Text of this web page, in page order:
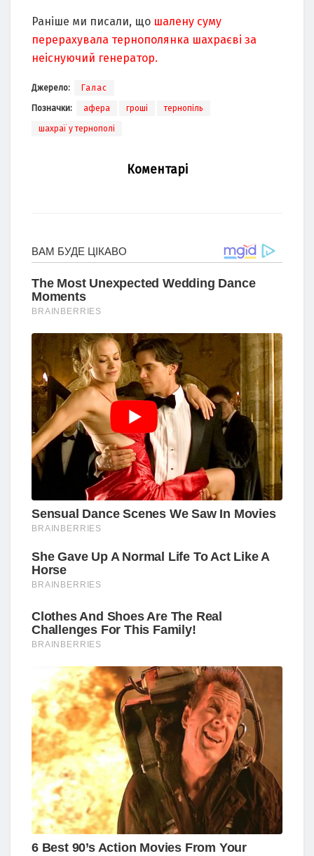
Раніше ми писали, що шалену суму
перерахувала тернополянка шахраєві за
неіснуючий генератор.
Джерело: Галас
Позначки: афера гроші тернопіль
шахраї у тернополі
Коментарі